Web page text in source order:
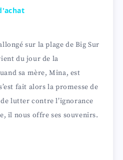
a
y
V
i
sur la plage de Big Sur
du jour de la
sa mère, Mina, est
fait alors la promesse de
lutter contre l’ignorance
il nous offre ses souvenirs.